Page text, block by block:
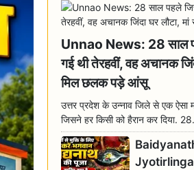
Unnao News: 28 साल
गई थी तेरहवीं, वह अचानक
मिल छलक पड़े आंसू
उत्तर प्रदेश के उन्नाव जिले से एक ऐसा
जिसने हर किसी को हैरान कर दिया.
Jyotirlinga: